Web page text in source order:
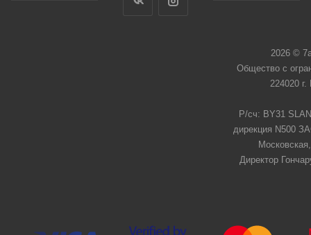
2026 ©
Общество с
224020
Р/сч: BY31
дирекция N500
Директор